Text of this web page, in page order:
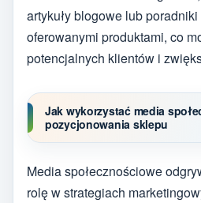
artykuły blogowe lub
oferowanymi produktami, co
potencjalnych klientów i
Jak wykorzystać media
pozycjonowania sklepu
Media społecznościowe
rolę w strategiach